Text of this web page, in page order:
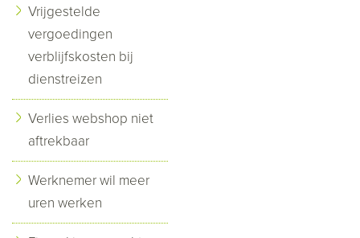
Vrijgestelde
vergoedingen
verblijfskosten bij
dienstreizen
Verlies webshop niet
aftrekbaar
Werknemer wil meer
uren werken